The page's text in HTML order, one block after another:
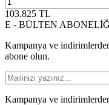
103.825 TL
E - BÜLTEN
Kampanya ve
abone olun.
Kampanya ve